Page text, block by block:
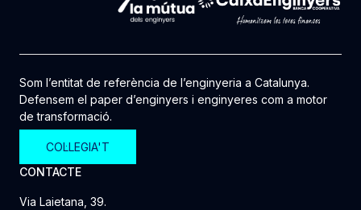
Som l’entitat de referència de l’enginyeria a Catalunya.
Defensem el paper d’enginyers i enginyeres com a motor
de transformació.
COL·LEGIA'T
CONTACTE
Via Laietana, 39.